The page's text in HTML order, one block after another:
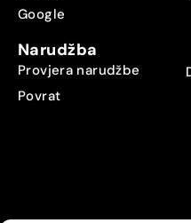
Google
Narudžba
Provjera narudžbe
Povrat